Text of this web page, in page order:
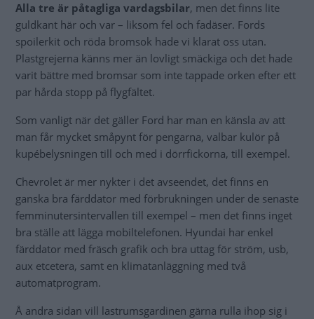
Alla tre är påtagliga vardagsbilar, men det finns lite
guldkant här och var – liksom fel och fadäser. Fords
spoilerkit och röda bromsok hade vi klarat oss utan.
Plastgrejerna känns mer än lovligt smäckiga och det hade
varit bättre med bromsar som inte tappade orken efter ett
par hårda stopp på flygfältet.
Som vanligt när det gäller Ford har man en känsla av att
man får mycket småpynt för pengarna, valbar kulör på
kupébelysningen till och med i dörrfickorna, till exempel.
Chevrolet är mer nykter i det avseendet, det finns en
ganska bra färddator med förbrukningen under de senaste
femminutersintervallen till exempel – men det finns inget
bra ställe att lägga mobiltelefonen. Hyundai har enkel
färddator med fräsch grafik och bra uttag för ström, usb,
aux etcetera, samt en klimatanläggning med två
automatprogram.
Å andra sidan vill lastrumsgardinen gärna rulla ihop sig i